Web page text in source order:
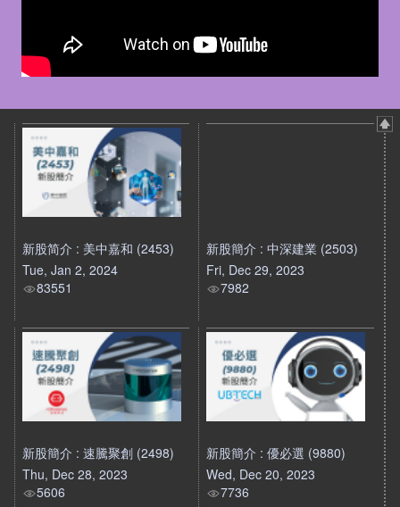
新股简介 : 美中嘉和 (2453)
Tue, Jan 2, 2024
83551
新股簡介 : 中深建業 (2503)
Fri, Dec 29, 2023
7982
新股簡介 : 速騰聚創 (2498)
Thu, Dec 28, 2023
5606
新股簡介 : 優必選 (9880)
Wed, Dec 20, 2023
7736